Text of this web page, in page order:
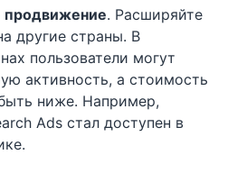
. Расширяйте
другие страны. В
пользователи могут
активность, а стоимость
ниже. Например,
Ads стал доступен в